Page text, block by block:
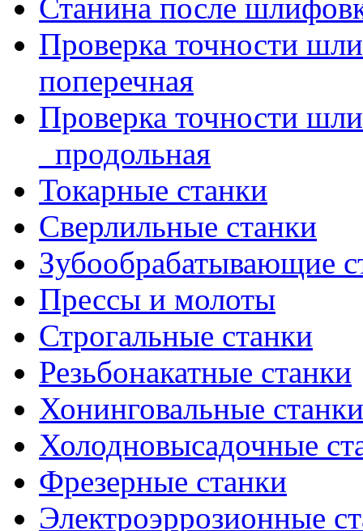
Станина после
Проверка точности
поперечная
Проверка точности
_продольная
Токарные станки
Сверлильные станки
Зубообрабатывающие
Прессы и молоты
Строгальные станки
Резьбонакатные станки
Хонинговальные станки
Холодновысадочные
Фрезерные станки
Электроэррозионные